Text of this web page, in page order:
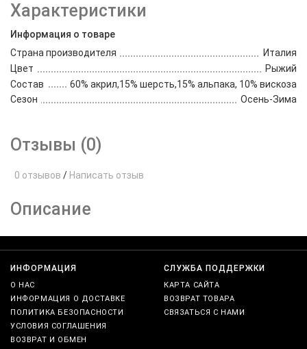
Характеристики
Информация о товаре
Страна производителя
Италия
Цвет
Рыжий
Состав
60% акрил,15% шерсть,15% альпака, 10% вискоза
Сезон
Осень-Зима
Отзывы (0)
0 отзывов / Написать отзыв
Описание
ИНФОРМАЦИЯ
О НАС
ИНФОРМАЦИЯ О ДОСТАВКЕ
ПОЛИТИКА БЕЗОПАСНОСТИ
УСЛОВИЯ СОГЛАШЕНИЯ
ВОЗВРАТ И ОБМЕН
СЛУЖБА ПОДДЕРЖКИ
КАРТА САЙТА
ВОЗВРАТ ТОВАРА
СВЯЗАТЬСЯ С НАМИ